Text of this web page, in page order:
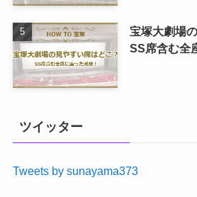
宝塚大劇場
SS席含む全
ツイッター
Tweets by sunayama373